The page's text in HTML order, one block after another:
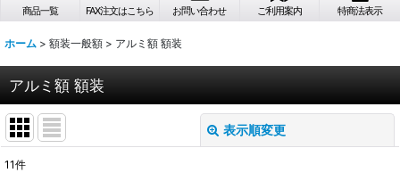
商品一覧 FAX注文はこちら お問い合わせ ご利用案内 特商法表示
ホーム > 額装一般額 > アルミ額 額装
アルミ額 額装
表示順変更
11件